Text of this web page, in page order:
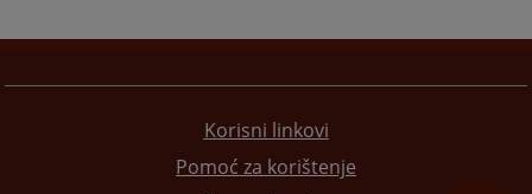
Korisni linkovi
Pomoć za korištenje